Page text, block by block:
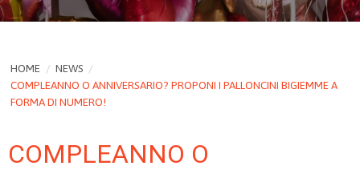
HOME / NEWS /
COMPLEANNO O ANNIVERSARIO? PROPONI I PALLONCINI BIGIEMME A
FORMA DI NUMERO!
COMPLEANNO O